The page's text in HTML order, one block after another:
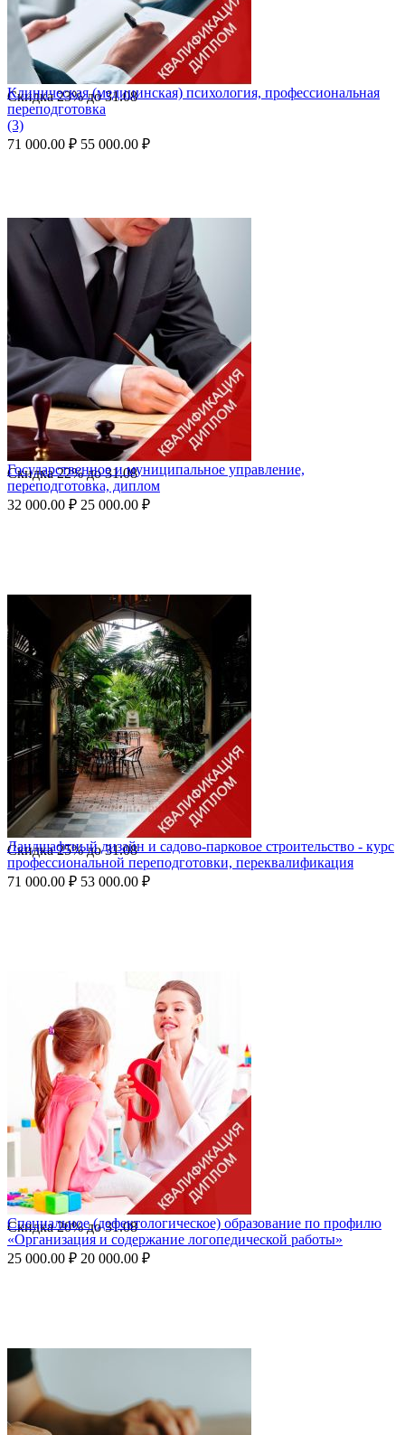
Скидка23%до31.08
Клиническая (медицинская) психология, профессиональная
переподготовка
(3)
71 000.00 ₽ 55 000.00 ₽
Скидка22%до31.08
Государственное и муниципальное управление,
переподготовка, диплом
32 000.00 ₽ 25 000.00 ₽
Скидка25%до31.08
Ландшафтный дизайн и садово-парковое строительство - курс
профессиональной переподготовки, переквалификация
71 000.00 ₽ 53 000.00 ₽
Скидка20%до31.08
Специальное (дефектологическое) образование по профилю
«Организация и содержание логопедической работы»
25 000.00 ₽ 20 000.00 ₽